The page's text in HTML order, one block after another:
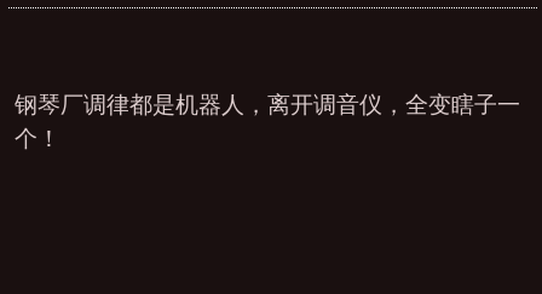
钢琴厂调律都是机器人，离开调音仪，全变瞎子一
个！